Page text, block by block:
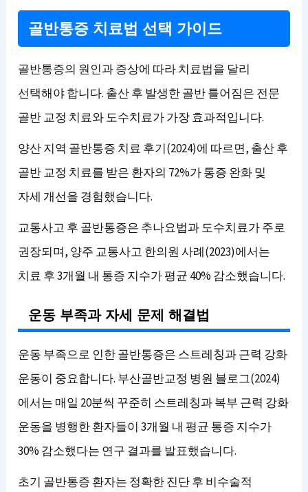
골반통증 치료법 선택 가이드
골반통증의 원인과 증상에 따라 치료법을 달리
선택해야 합니다. 출산 후 발생한 골반 틀어짐은 전문
골반 교정 치료와 도수치료가 가장 효과적입니다.
양산 지역 골반통증 치료 후기(2024)에 따르면, 출산 후
골반 교정 치료를 받은 환자의 72%가 통증 완화 및
자세 개선을 경험했습니다.
교통사고 후 골반통증은 추나요법과 도수치료가 주로
권장되며, 양주 교통사고 한의원 사례(2023)에서는
치료 후 3개월 내 통증 지수가 평균 40% 감소했습니다.
운동 부족과 자세 문제 해결법
운동 부족으로 인한 골반통증은 스트레칭과 근력 강화
운동이 중요합니다. 부산골반교정 병원 블로그(2024)
에서는 매일 20분씩 꾸준히 스트레칭과 복부 근력 강화
운동을 병행한 환자들이 3개월 내 평균 통증 지수가
30% 감소했다는 연구 결과를 발표했습니다.
초기 골반통증 환자는 정확한 진단 후 비수술적